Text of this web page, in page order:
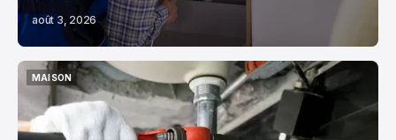
août 3, 2026
MAISON
MAISON